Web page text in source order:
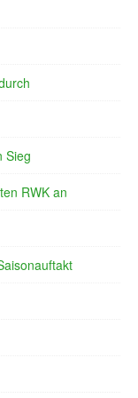
Sieg
RWK an